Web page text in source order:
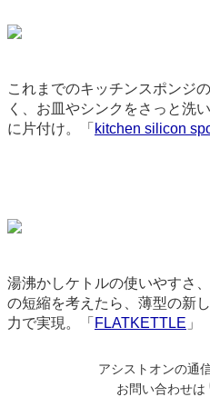
これまでのキッチンスポンジ
く、お皿やシンクをさっと洗
に片付け。「 kitchen silicon
湯沸かしケトルの使いやすさ
の短縮を考えたら、薄型の新
力で実現。「 FLATKETTLE 」
アシストオンの通
お問い合わせは